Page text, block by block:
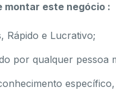
montar este negócio :
Rápido e Lucrativo;
por qualquer pessoa